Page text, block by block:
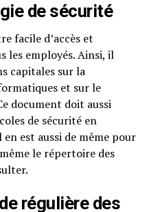
de sécurité
facile d’accès et
les employés. Ainsi, il
capitales sur la
et sur le
document doit aussi
de sécurité en
est aussi de même pour
le répertoire des
régulière des